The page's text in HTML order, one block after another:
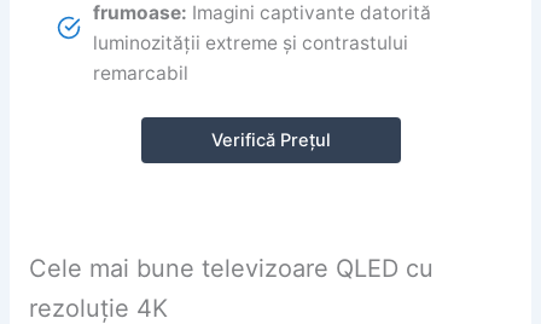
frumoase: Imagini captivante datorită
luminozității extreme și contrastului
remarcabil
Verifică Prețul
Cele mai bune televizoare QLED cu
rezoluție 4K